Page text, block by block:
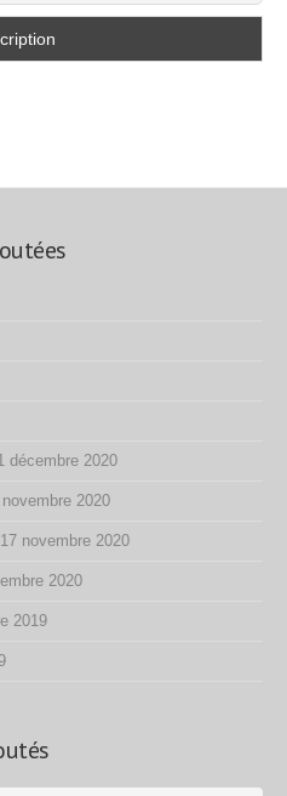
décembre 2020
novembre 2020
17 novembre 2020
2020
2019